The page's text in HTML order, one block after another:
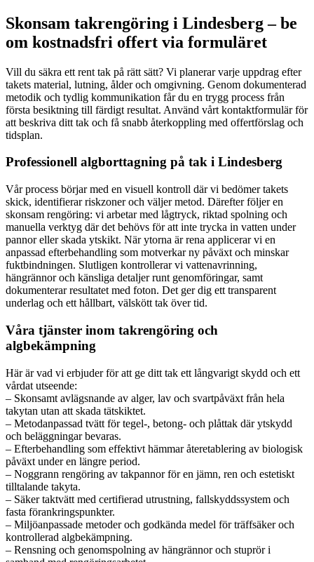
Skonsam takrengöring i Lindesberg – be
om kostnadsfri offert via formuläret
Vill du säkra ett rent tak på rätt sätt? Vi planerar varje uppdrag efter
takets material, lutning, ålder och omgivning. Genom dokumenterad
metodik och tydlig kommunikation får du en trygg process från
första besiktning till färdigt resultat. Använd vårt kontaktformulär för
att beskriva ditt tak och få snabb återkoppling med offertförslag och
tidsplan.
Professionell algborttagning på tak i Lindesberg
Vår process börjar med en visuell kontroll där vi bedömer takets
skick, identifierar riskzoner och väljer metod. Därefter följer en
skonsam rengöring: vi arbetar med lågtryck, riktad spolning och
manuella verktyg där det behövs för att inte trycka in vatten under
pannor eller skada ytskikt. När ytorna är rena applicerar vi en
anpassad efterbehandling som motverkar ny påväxt och minskar
fuktbindningen. Slutligen kontrollerar vi vattenavrinning,
hängrännor och känsliga detaljer runt genomföringar, samt
dokumenterar resultatet med foton. Det ger dig ett transparent
underlag och ett hållbart, välskött tak över tid.
Våra tjänster inom takrengöring och
algbekämpning
Här är vad vi erbjuder för att ge ditt tak ett långvarigt skydd och ett
vårdat utseende:
– Skonsamt avlägsnande av alger, lav och svartpåväxt från hela
takytan utan att skada tätskiktet.
– Metodanpassad tvätt för tegel-, betong- och plåttak där ytskydd
och beläggningar bevaras.
– Efterbehandling som effektivt hämmar återetablering av biologisk
påväxt under en längre period.
– Noggrann rengöring av takpannor för en jämn, ren och estetiskt
tilltalande takyta.
– Säker taktvätt med certifierad utrustning, fallskyddssystem och
fasta förankringspunkter.
– Miljöanpassade metoder och godkända medel för träffsäker och
kontrollerad algbekämpning.
– Rensning och genomspolning av hängrännor och stuprör i